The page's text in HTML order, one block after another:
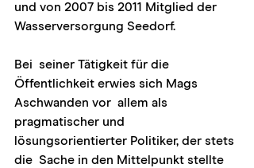
und von 2007 bis 2011 Mitglied der
Wasserversorgung Seedorf.
Bei  seiner Tätigkeit für die
Öffentlichkeit erwies sich Mags
Aschwanden vor  allem als
pragmatischer und
lösungsorientierter Politiker, der stets
die  Sache in den Mittelpunkt stellte